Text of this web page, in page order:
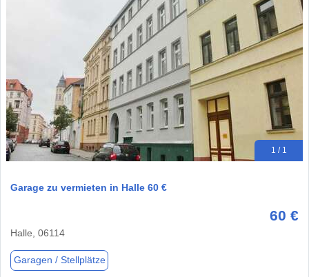
1 / 1
Garage zu vermieten in Halle 60 €
60 €
Halle, 06114
Garagen / Stellplätze